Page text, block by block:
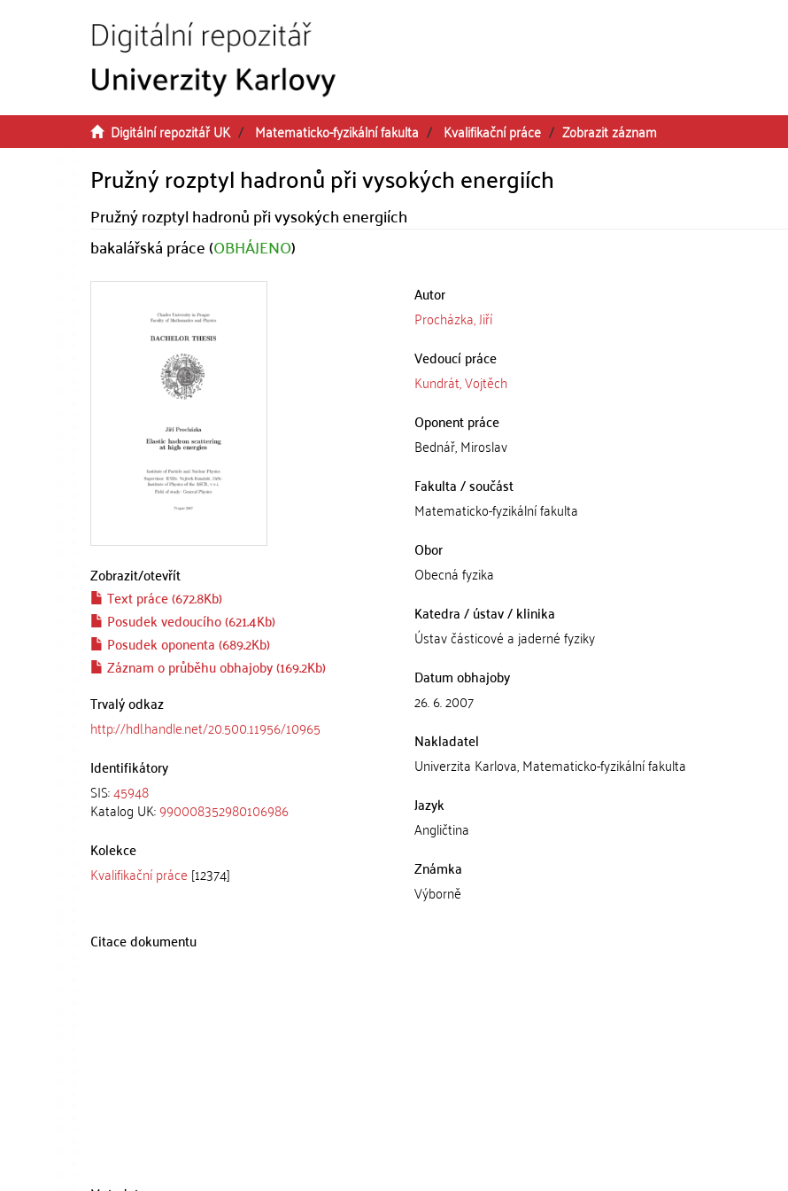
Digitální repozitář UK Matematicko-fyzikální fakulta Kvalifikační práce Zobrazit záznam
Pružný rozptyl hadronů při vysokých energiích
Pružný rozptyl hadronů při vysokých energiích
bakalářská práce (OBHÁJENO)
Zobrazit/otevřít
Text práce (672.8Kb)
Posudek vedoucího (621.4Kb)
Posudek oponenta (689.2Kb)
Záznam o průběhu obhajoby (169.2Kb)
Trvalý odkaz
http://hdl.handle.net/20.500.11956/10965
Identifikátory
SIS:45948
Katalog UK:990008352980106986
Kolekce
Kvalifikační práce [12374]
Autor
Procházka, Jiří
Vedoucí práce
Kundrát, Vojtěch
Oponent práce
Bednář, Miroslav
Fakulta / součást
Matematicko-fyzikální fakulta
Obor
Obecná fyzika
Katedra / ústav / klinika
Ústav částicové a jaderné fyziky
Datum obhajoby
26. 6. 2007
Nakladatel
Univerzita Karlova, Matematicko-fyzikální fakulta
Jazyk
Angličtina
Známka
Výborně
Citace dokumentu